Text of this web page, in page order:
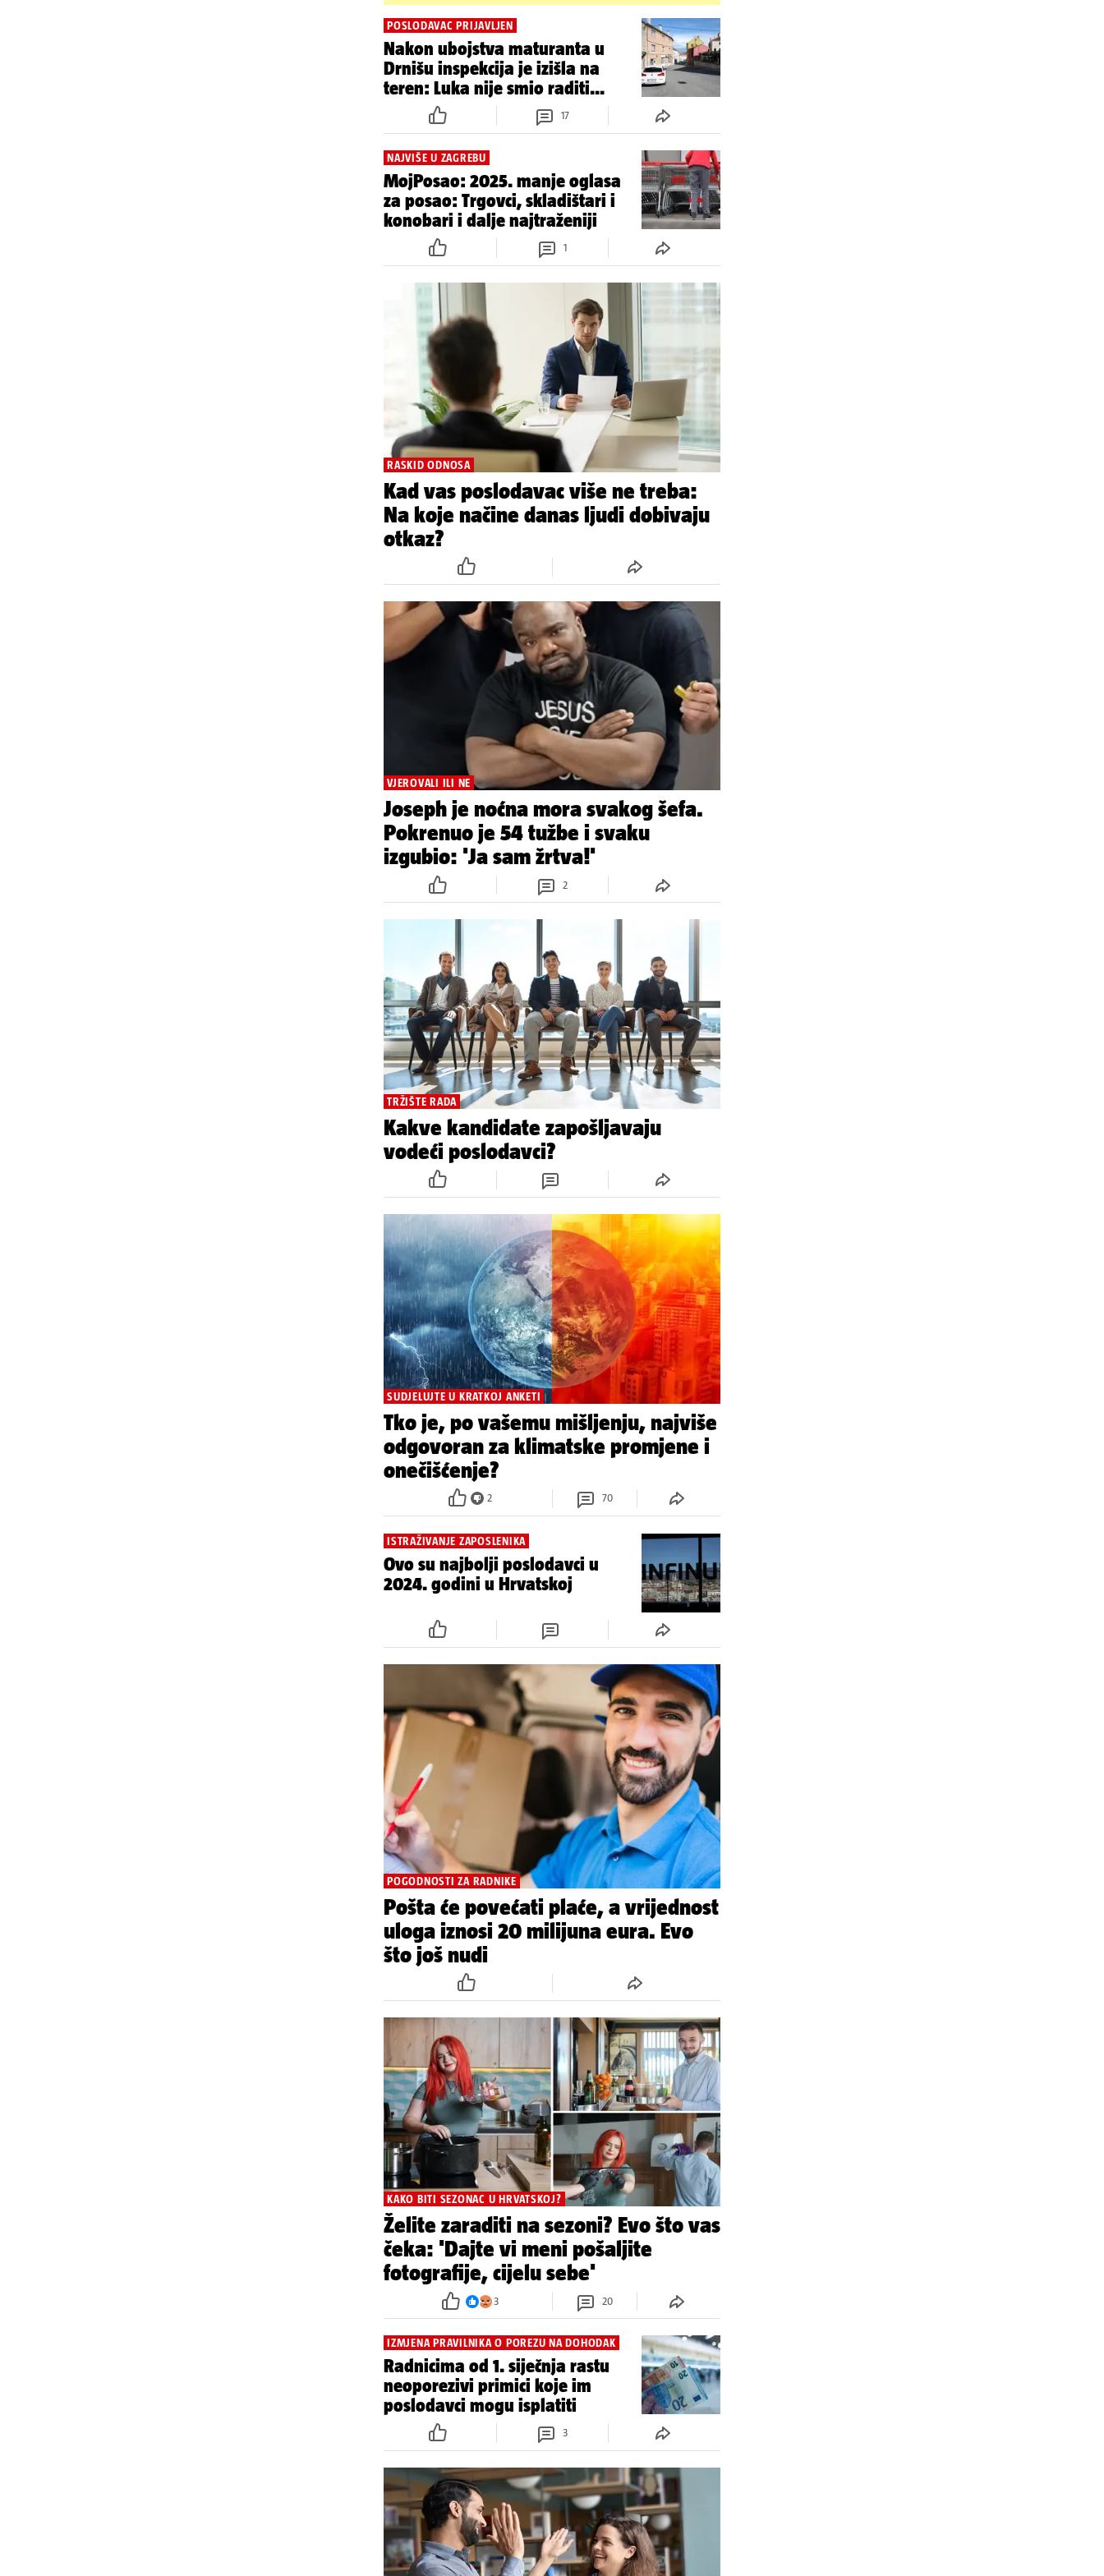
POSLODAVAC PRIJAVLJEN
Nakon ubojstva maturanta u
Drnišu inspekcija je izišla na
teren: Luka nije smio raditi...
17
NAJVIŠE U ZAGREBU
MojPosao: 2025. manje oglasa
za posao: Trgovci, skladištari i
konobari i dalje najtraženiji
1
RASKID ODNOSA
Kad vas poslodavac više ne treba:
Na koje načine danas ljudi dobivaju
otkaz?
VJEROVALI ILI NE
Joseph je noćna mora svakog šefa.
Pokrenuo je 54 tužbe i svaku
izgubio: 'Ja sam žrtva!'
2
TRŽIŠTE RADA
Kakve kandidate zapošljavaju
vodeći poslodavci?
SUDJELUJTE U KRATKOJ ANKETI
Tko je, po vašemu mišljenju, najviše
odgovoran za klimatske promjene i
onečišćenje?
2 70
ISTRAŽIVANJE ZAPOSLENIKA
Ovo su najbolji poslodavci u
2024. godini u Hrvatskoj
POGODNOSTI ZA RADNIKE
Pošta će povećati plaće, a vrijednost
uloga iznosi 20 milijuna eura. Evo
što još nudi
KAKO BITI SEZONAC U HRVATSKOJ?
Želite zaraditi na sezoni? Evo što vas
čeka: 'Dajte vi meni pošaljite
fotografije, cijelu sebe'
3 20
IZMJENA PRAVILNIKA O POREZU NA DOHODAK
Radnicima od 1. siječnja rastu
neoporezivi primici koje im
poslodavci mogu isplatiti
3